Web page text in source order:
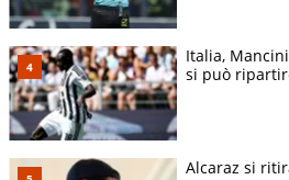
Italia,
si può
Alcaraz si